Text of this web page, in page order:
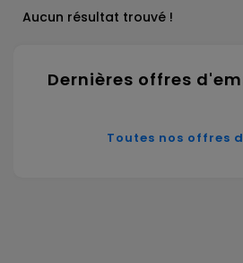
Aucun résultat trouvé !
Dernières offres
Toutes nos offres